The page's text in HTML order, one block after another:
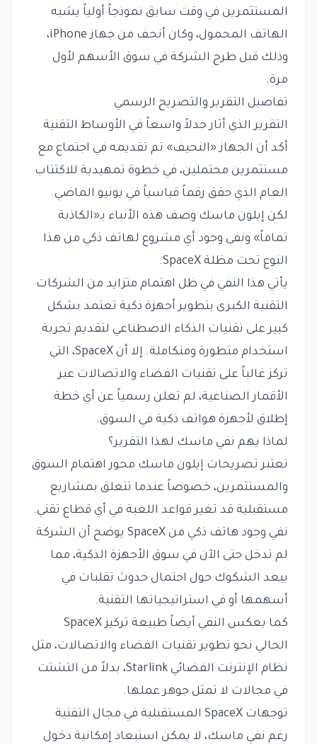
المستثمرين في وقت سابق نموذجاً أولياً يشبه
الهاتف المحمول، وكان أنحف من جهاز iPhone،
وذلك قبل طرح الشركة في سوق الأسهم لأول
مرة.
تفاصيل التقرير والتصريح الرسمي
التقرير الذي أثار جدلاً واسعاً في الأوساط التقنية
أكد أن الجهاز «النحيف» تم تقديمه في اجتماع مع
مستثمرين محتملين، في خطوة تمهيدية للاكتتاب
العام الذي حقق رقماً قياسياً في يونيو الماضي.
لكن إيلون ماسك وصف هذه الأنباء بـ«الكاذبة
تماماً» ونفى وجود أي مشروع لهاتف ذكي من هذا
النوع تحت مظلة SpaceX.
يأتي هذا النفي في ظل اهتمام متزايد من الشركات
التقنية الكبرى بتطوير أجهزة ذكية تعتمد بشكل
كبير على تقنيات الذكاء الاصطناعي لتقديم تجربة
استخدام متطورة ومتكاملة. إلا أن SpaceX، التي
تركز غالباً على تقنيات الفضاء والاتصالات عبر
الأقمار الصناعية، لم تعلن رسمياً عن أي خطة
إطلاق لأجهزة هواتف ذكية في السوق.
لماذا يهم نفي ماسك لهذا التقرير؟
تعتبر تصريحات إيلون ماسك محور اهتمام السوق
والمستثمرين، خصوصاً عندما تتعلق بمشاريع
مستقبلية قد تغير قواعد اللعبة في أي قطاع تقني.
نفي وجود هاتف ذكي من SpaceX يوضح أن الشركة
لم تدخل حتى الآن في سوق الأجهزة الذكية، مما
يبعد الشكوك حول احتمال حدوث تقلبات في
أسهمها أو في استراتيجياتها التقنية.
كما يعكس النفي أيضاً طبيعة تركيز SpaceX
الحالي نحو تطوير تقنيات الفضاء والاتصالات، مثل
نظام الإنترنت الفضائي Starlink، بدلاً من التشتت
في مجالات لا تمثل جوهر عملها.
توجهات SpaceX المستقبلية في مجال التقنية
رغم نفي ماسك، لا يمكن استبعاد إمكانية دخول